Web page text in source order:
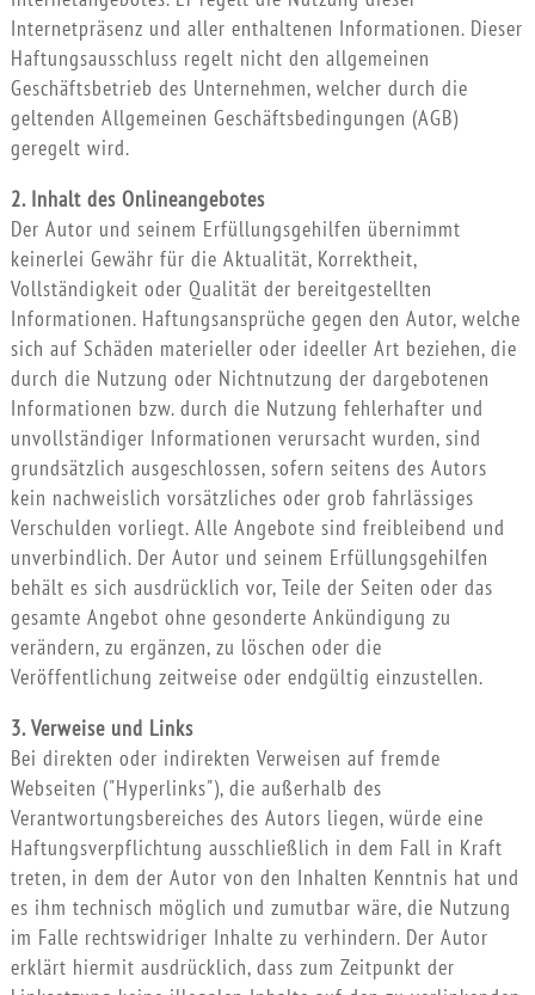
Internetpräsenz und aller enthaltenen Informationen. Dieser
Haftungsausschluss regelt nicht den allgemeinen
Geschäftsbetrieb des Unternehmen, welcher durch die
geltenden Allgemeinen Geschäftsbedingungen (AGB)
geregelt wird.
2. Inhalt des Onlineangebotes
Der Autor und seinem Erfüllungsgehilfen übernimmt
keinerlei Gewähr für die Aktualität, Korrektheit,
Vollständigkeit oder Qualität der bereitgestellten
Informationen. Haftungsansprüche gegen den Autor, welche
sich auf Schäden materieller oder ideeller Art beziehen, die
durch die Nutzung oder Nichtnutzung der dargebotenen
Informationen bzw. durch die Nutzung fehlerhafter und
unvollständiger Informationen verursacht wurden, sind
grundsätzlich ausgeschlossen, sofern seitens des Autors
kein nachweislich vorsätzliches oder grob fahrlässiges
Verschulden vorliegt. Alle Angebote sind freibleibend und
unverbindlich. Der Autor und seinem Erfüllungsgehilfen
behält es sich ausdrücklich vor, Teile der Seiten oder das
gesamte Angebot ohne gesonderte Ankündigung zu
verändern, zu ergänzen, zu löschen oder die
Veröffentlichung zeitweise oder endgültig einzustellen.
3. Verweise und Links
Bei direkten oder indirekten Verweisen auf fremde
Webseiten ("Hyperlinks"), die außerhalb des
Verantwortungsbereiches des Autors liegen, würde eine
Haftungsverpflichtung ausschließlich in dem Fall in Kraft
treten, in dem der Autor von den Inhalten Kenntnis hat und
es ihm technisch möglich und zumutbar wäre, die Nutzung
im Falle rechtswidriger Inhalte zu verhindern. Der Autor
erklärt hiermit ausdrücklich, dass zum Zeitpunkt der